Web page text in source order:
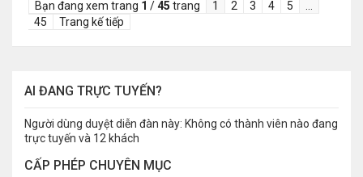
Bạn đang xem trang 1 /45 trang 1 2 3 4 5
45
Trang kế tiếp
AI ĐANG TRỰC TUYẾN?
Người dùng duyệt diễn đàn này: Không có thành viên nào đang
trực tuyến và 12 khách
CẤP PHÉP CHUYÊN MỤC